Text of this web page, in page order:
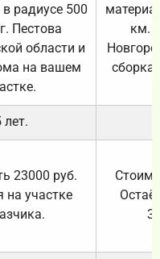
радиусе 500
Пестова
области и
на вашем
км.
лет.
23000 руб.
на участке